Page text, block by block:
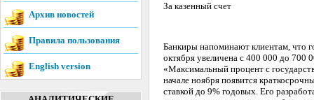
Архив новостей
Правила пользования
English version
За казенный счет
Банкиры напоминают клиентам, что
октября увеличена с 400 000 до 700
«Максимальный процент с
начале ноября появится
ставкой до 9% годовых. Его